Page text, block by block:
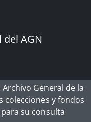
AGN
General de la
colecciones y fondos
su consulta